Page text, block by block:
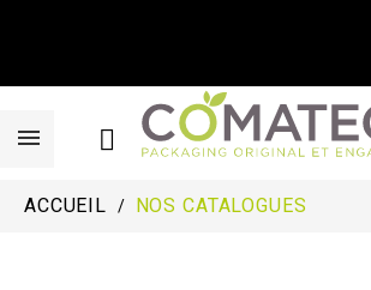
ACCUEIL NOS CATALOGUES